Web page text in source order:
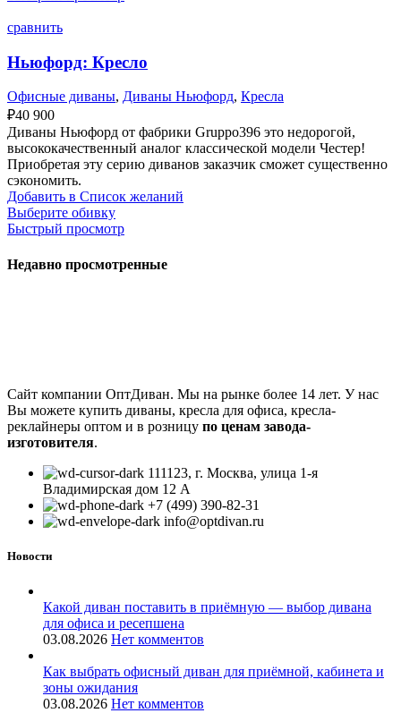
сравнить
Ньюфорд: Кресло
Офисные диваны, Диваны Ньюфорд, Кресла
₽40 900
Диваны Ньюфорд от фабрики Gruppo396 это недорогой,
высококачественный аналог классической модели Честер!
Приобретая эту серию диванов заказчик сможет существенно
сэкономить.
Добавить в Список желаний
Выберите обивку
Быстрый просмотр
Недавно просмотренные
Сайт компании ОптДиван. Мы на рынке более 14 лет. У нас
Вы можете купить диваны, кресла для офиса, кресла-
реклайнеры оптом и в розницу по ценам завода-
изготовителя.
111123, г. Москва, улица 1-я
Владимирская дом 12 А
+7 (499) 390-82-31
info@optdivan.ru
Новости
Какой диван поставить в приёмную — выбор дивана
для офиса и ресепшена
03.08.2026 Нет комментов
Как выбрать офисный диван для приёмной, кабинета и
зоны ожидания
03.08.2026 Нет комментов